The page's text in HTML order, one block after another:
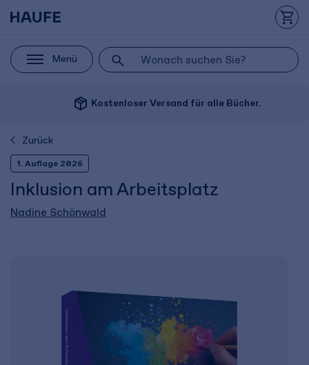
Menü
package_2 Kostenloser Versand für alle Bücher.
Zurück
1. Auflage 2026
Inklusion am Arbeitsplatz
Nadine Schönwald